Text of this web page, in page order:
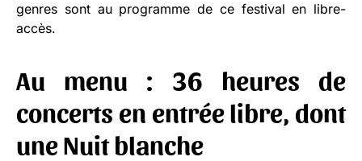
genres sont au programme de ce festival en libre-
accès.
Au menu : 36 heures de
concerts en entrée libre, dont
une Nuit blanche